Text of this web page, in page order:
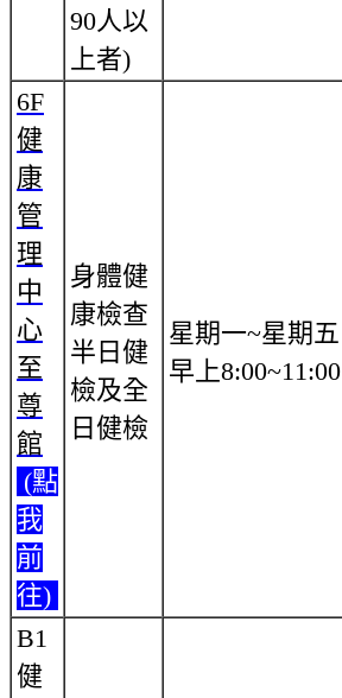
90人以
上者)
6F
健
康
管
理
中
心
至
尊
館
(點
我
前
往)
身體健
康檢查
半日健
檢及全
日健檢
星期一~星期五
早上8:00~11:00
B1
健